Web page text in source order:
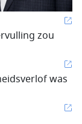
zou
was